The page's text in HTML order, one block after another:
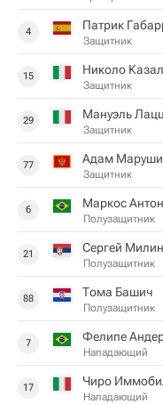
4 Патрик
Защитник
15 Николо
Защитник
29 Мануэль
Защитник
77 Адам
Защитник
6 Маркос
Полузащитник
21 Сергей
Полузащитник
88 Тома Башич
Полузащитник
7 Фелипе
Нападающий
17 Чиро
Нападающий